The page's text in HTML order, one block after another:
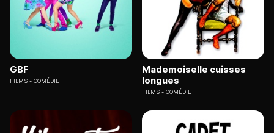
GBF
FILMS COMÉDIE
Mademoiselle cuisses
longues
FILMS COMÉDIE